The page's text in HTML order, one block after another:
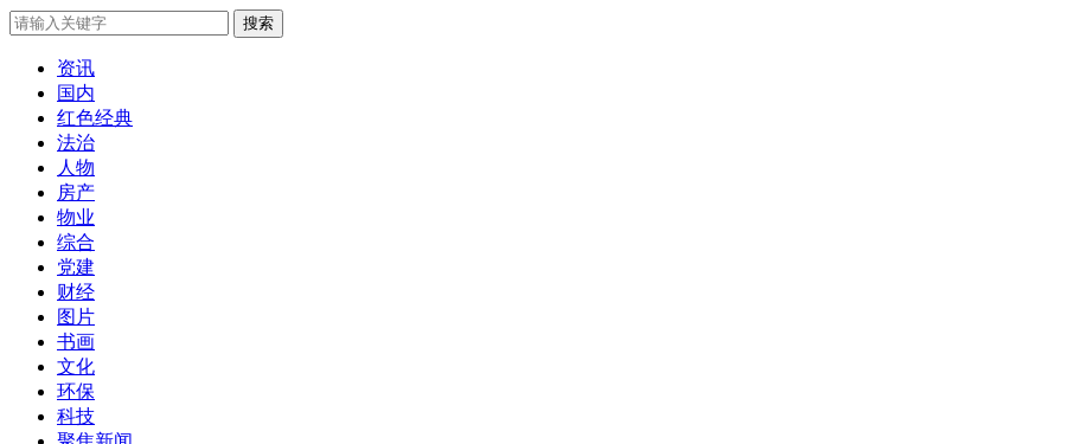
搜索
资讯
国内
红色经典
法治
人物
房产
物业
综合
党建
财经
图片
书画
文化
环保
科技